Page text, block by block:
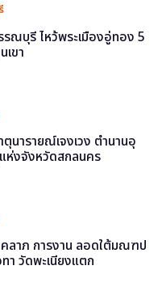
รณบุรี ไหว้พระเมืองอู่ทอง 5
เขา
ตุนารายณ์เจงเวง ตำนานอุ
ห่งจังหวัดสกลนคร
ลาภ การงาน ลอดใต้มณฑป
า วัดพะเนียงแตก